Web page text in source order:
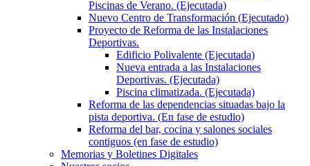
Piscinas de Verano. (Ejecutada)
Nuevo Centro de Transformación (Ejecutado)
Proyecto de Reforma de las Instalaciones
Deportivas.
Edificio Polivalente (Ejecutada)
Nueva entrada a las Instalaciones
Deportivas. (Ejecutada)
Piscina climatizada. (Ejecutada)
Reforma de las dependencias situadas bajo la
pista deportiva. (En fase de estudio)
Reforma del bar, cocina y salones sociales
contiguos (en fase de estudio)
Memorias y Boletines Digitales